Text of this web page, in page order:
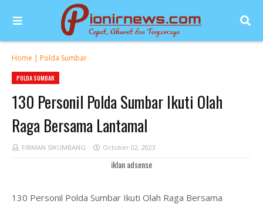
Home | Polda Sumbar
POLDA SUMBAR
130 Personil Polda Sumbar Ikuti Olah
Raga Bersama Lantamal
FIRMAN SIKUMBANG October 02, 2023
iklan adsense
130 Personil Polda Sumbar Ikuti Olah Raga Bersama